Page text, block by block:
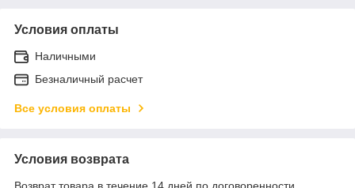
Условия оплаты
Наличными
Безналичный расчет
Все условия оплаты
Условия возврата